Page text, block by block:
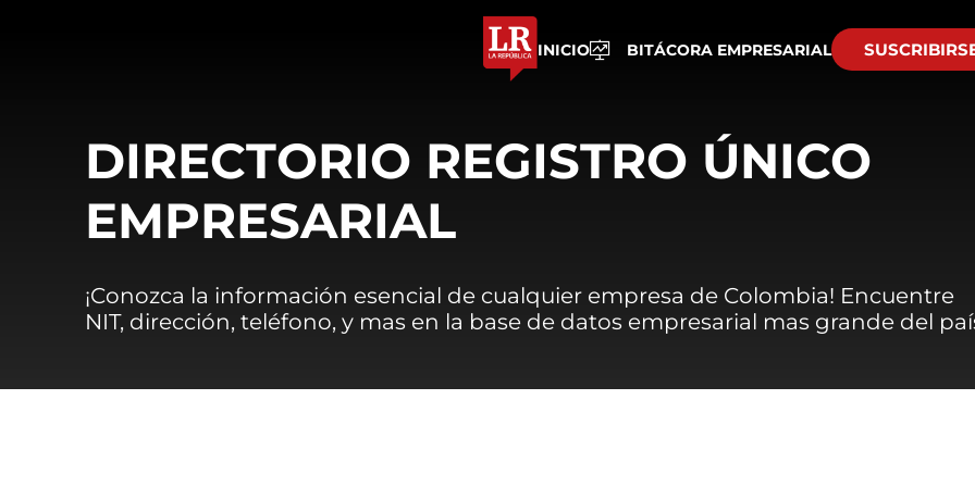
INICIO BITÁCORA EMPRESARIAL
DIRECTORIO REGISTRO ÚNICO
EMPRESARIAL
¡Conozca la información esencial de cualquier empresa de Colombia! Encuentre
NIT, dirección, teléfono, y mas en la base de datos empresarial mas grande del